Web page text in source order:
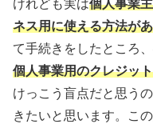
けれども実は個人事業
ネス用に使える方法が
て手続きをしたところ
個人事業用のクレジッ
けっこう盲点だと思う
きたいと思います。こ